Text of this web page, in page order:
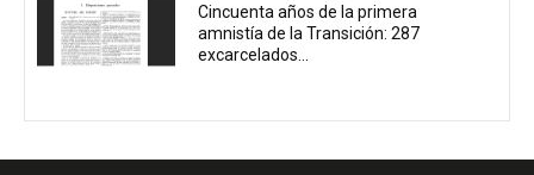
Cincuenta años de la primera
amnistía de la Transición: 287
excarcelados...